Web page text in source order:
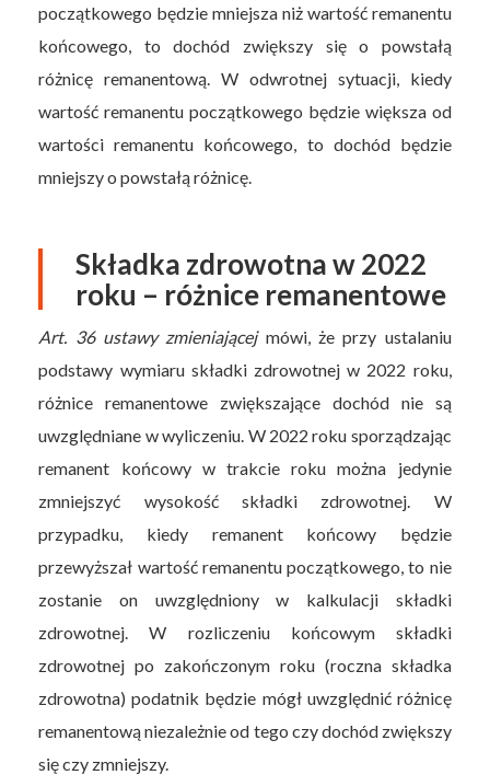
początkowego będzie mniejsza niż wartość remanentu
końcowego, to dochód zwiększy się o powstałą
różnicę remanentową. W odwrotnej sytuacji, kiedy
wartość remanentu początkowego będzie większa od
wartości remanentu końcowego, to dochód będzie
mniejszy o powstałą różnicę.
Składka zdrowotna w 2022
roku – różnice remanentowe
Art. 36 ustawy zmieniającejmówi, że przy ustalaniu
podstawy wymiaru składki zdrowotnej w 2022 roku,
różnice remanentowe zwiększające dochód nie są
uwzględniane w wyliczeniu. W 2022 roku sporządzając
remanent końcowy w trakcie roku można jedynie
zmniejszyć wysokość składki zdrowotnej. W
przypadku, kiedy remanent końcowy będzie
przewyższał wartość remanentu początkowego, to nie
zostanie on uwzględniony w kalkulacji składki
zdrowotnej. W rozliczeniu końcowym składki
zdrowotnej po zakończonym roku (roczna składka
zdrowotna) podatnik będzie mógł uwzględnić różnicę
remanentową niezależnie od tego czy dochód zwiększy
się czy zmniejszy.